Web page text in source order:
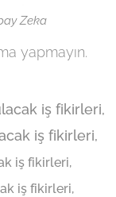
Zeka
yapmayın.
iş fikirleri,
iş fikirleri,
iş fikirleri,
iş fikirleri,